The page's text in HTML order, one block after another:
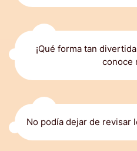
¡Qué forma tan
conoce
No podía dejar de revisar